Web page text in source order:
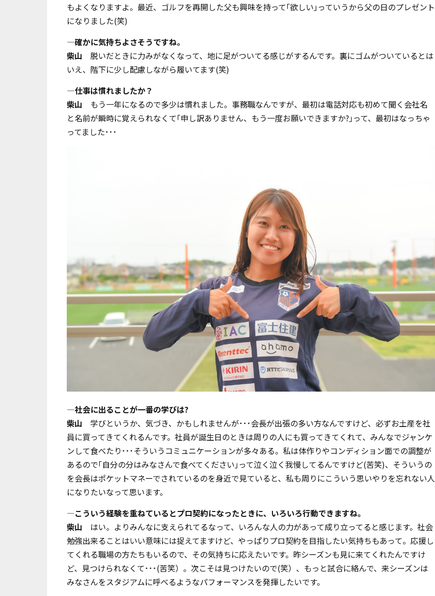
もよくなりますよ。最近、ゴルフを再開した父も興味を持って｢欲しい｣っていうから父の日のプレゼント
になりました(笑)
―確かに気持ちよさそうですね。
柴山 脱いだときに力みがなくなって、地に足がついてる感じがするんです。裏にゴムがついているとは
いえ、階下に少し配慮しながら履いてます(笑)
―仕事は慣れましたか？
柴山 もう一年になるので多少は慣れました。事務職なんですが、最初は電話対応も初めて聞く会社名
と名前が瞬時に覚えられなくて｢申し訳ありません、もう一度お願いできますか?｣って、最初はなっちゃ
ってました･･･
―社会に出ることが一番の学びは?
柴山 学びというか、気づき、かもしれませんが･･･会長が出張の多い方なんですけど、必ずお土産を社
員に買ってきてくれるんです。社員が誕生日のときは周りの人にも買ってきてくれて、みんなでジャンケ
ンして食べたり･･･そういうコミュニケーションが多々ある。私は体作りやコンディション面での調整が
あるので｢自分の分はみなさんで食べてください｣って泣く泣く我慢してるんですけど(苦笑)、そういうの
を会長はポケットマネーでされているのを身近で見ていると、私も周りにこういう思いやりを忘れない人
になりたいなって思います。
―こういう経験を重ねているとプロ契約になったときに、いろいろ行動できますね。
柴山 はい。よりみんなに支えられてるなって、いろんな人の力があって成り立ってると感じます。社会
勉強出来ることはいい意味には捉えてますけど、やっぱりプロ契約を目指したい気持ちもあって。応援し
てくれる職場の方たちもいるので、その気持ちに応えたいです。昨シーズンも見に来てくれたんですけ
ど、見つけられなくて･･･(苦笑）。次こそは見つけたいので(笑）、もっと試合に絡んで、来シーズンは
みなさんをスタジアムに呼べるようなパフォーマンスを発揮したいです。